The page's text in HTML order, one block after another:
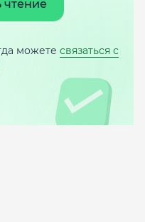
можете связаться с